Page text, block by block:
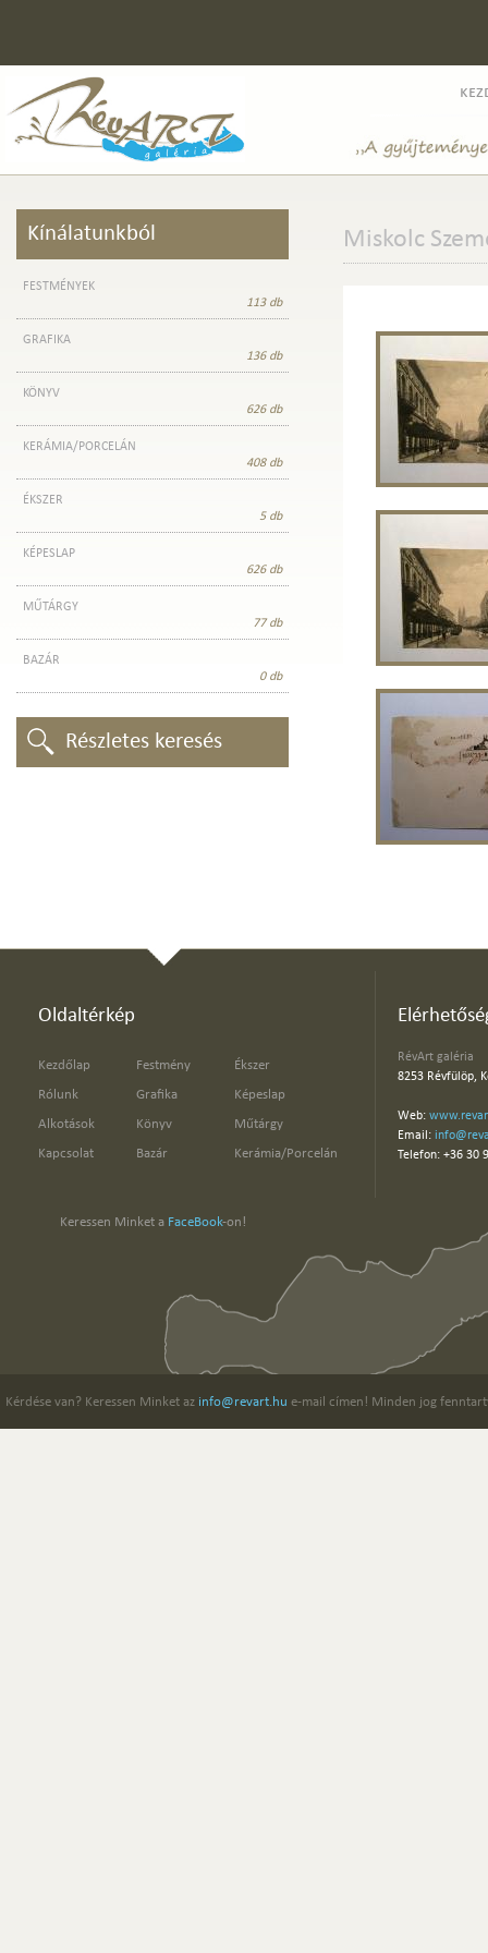
Kínálatunkból
FESTMÉNYEK
113 db
GRAFIKA
136 db
KÖNYV
626 db
KERÁMIA/PORCELÁN
408 db
ÉKSZER
5 db
KÉPESLAP
626 db
MŰTÁRGY
77 db
BAZÁR
0 db
Részletes keresés
Miskolc
Oldaltérkép
Kezdőlap Festmény Ékszer
Rólunk Grafika Képeslap
Alkotások Könyv Műtárgy
Kapcsolat Bazár Kerámia/Porcelán
Keressen Minket a FaceBook-on!
RévArt galéria
8253 Révfülöp,
Web:
Email:
Telefon: +36 30
Kérdése van? Keressen Minket az info@revart.hu e-mail címen! Minden jog